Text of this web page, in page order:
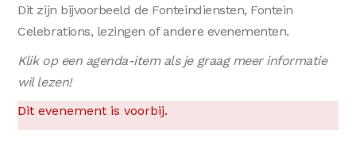
Dit zijn bijvoorbeeld de Fonteindiensten, Fontein
Celebrations, lezingen of andere evenementen.
Klik op een agenda-item als je graag meer informatie
wil lezen!
Dit evenement is voorbij.